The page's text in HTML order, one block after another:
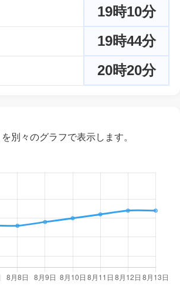
19時10分
19時44分
20時20分
別々のグラフで表示します。